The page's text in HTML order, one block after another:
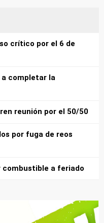
crítico por el 6 de
completar la
reunión por el 50/50
por fuga de reos
combustible a feriado